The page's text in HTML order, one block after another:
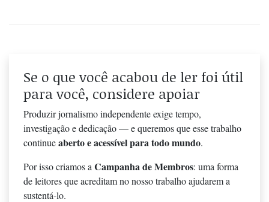
Se o que você acabou de ler foi útil
para você, considere apoiar
Produzir jornalismo independente exige tempo,
investigação e dedicação — e queremos que esse trabalho
continueaberto e acessível para todo mundo.
Por isso criamos a Campanha de Membros: uma forma
de leitores que acreditam no nosso trabalho ajudarem a
sustentá-lo.